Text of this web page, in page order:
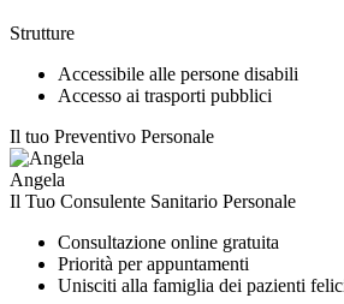
Strutture
Accessibile alle persone disabili
Accesso ai trasporti pubblici
Il tuo Preventivo Personale
Angela
Il Tuo Consulente Sanitario Personale
Consultazione online gratuita
Priorità per appuntamenti
Unisciti alla famiglia dei pazienti